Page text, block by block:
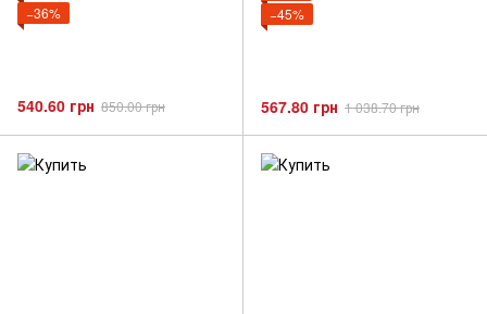
−36%
540.60 грн 850.00 грн
−45%
567.80 грн 1 038.70 грн